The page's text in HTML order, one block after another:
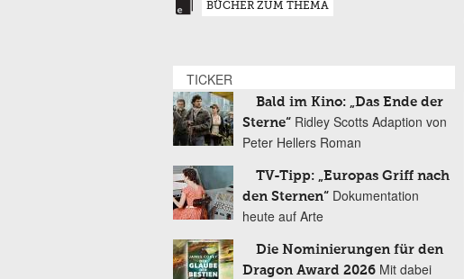
BÜCHER ZUM THEMA
TICKER
Bald im Kino: „Das Ende der
Sterne“ Ridley Scotts Adaption von
Peter Hellers Roman
TV-Tipp: „Europas Griff nach
den Sternen“ Dokumentation
heute auf Arte
Die Nominierungen für den
Dragon Award 2026 Mit dabei